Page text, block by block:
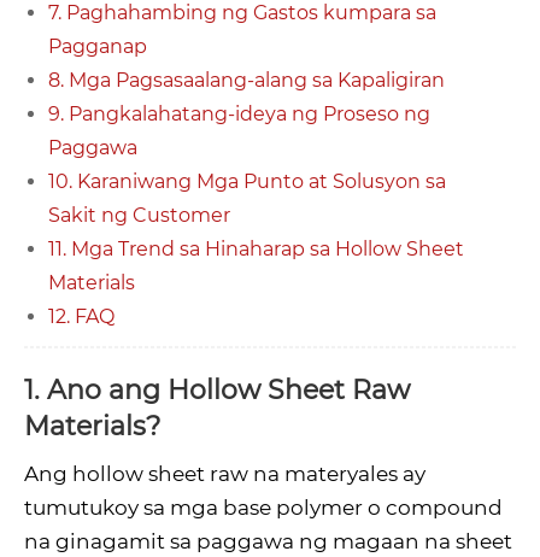
7. Paghahambing ng Gastos kumpara sa
Pagganap
8. Mga Pagsasaalang-alang sa Kapaligiran
9. Pangkalahatang-ideya ng Proseso ng
Paggawa
10. Karaniwang Mga Punto at Solusyon sa
Sakit ng Customer
11. Mga Trend sa Hinaharap sa Hollow Sheet
Materials
12. FAQ
1. Ano ang Hollow Sheet Raw
Materials?
Ang hollow sheet raw na materyales ay
tumutukoy sa mga base polymer o compound
na ginagamit sa paggawa ng magaan na sheet